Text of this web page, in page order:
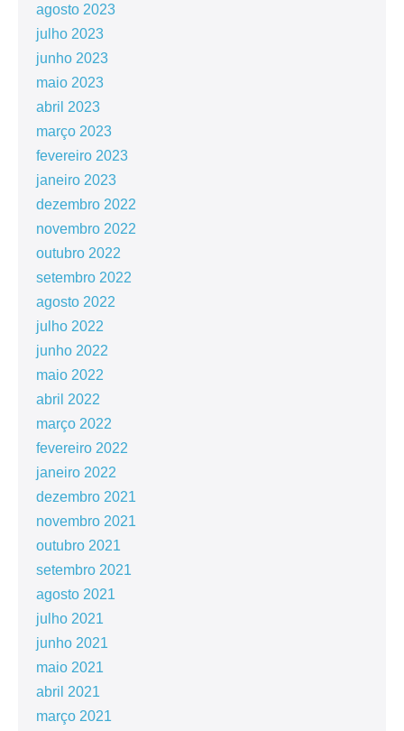
agosto 2023
julho 2023
junho 2023
maio 2023
abril 2023
março 2023
fevereiro 2023
janeiro 2023
dezembro 2022
novembro 2022
outubro 2022
setembro 2022
agosto 2022
julho 2022
junho 2022
maio 2022
abril 2022
março 2022
fevereiro 2022
janeiro 2022
dezembro 2021
novembro 2021
outubro 2021
setembro 2021
agosto 2021
julho 2021
junho 2021
maio 2021
abril 2021
março 2021